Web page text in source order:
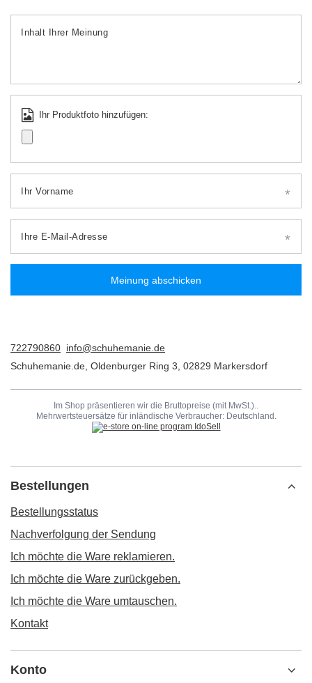
Inhalt Ihrer Meinung
Ihr Produktfoto hinzufügen:
Ihr Vorname
Ihre E-Mail-Adresse
Meinung abschicken
722790860 info@schuhemanie.de
Schuhemanie.de Oldenburger Ring 3 02829 Markersdorf
Im Shop präsentieren wir die Bruttopreise (mit MwSt.)..
Mehrwertsteuersätze für inländische Verbraucher: Deutschland .
Bestellungen
Bestellungsstatus
Nachverfolgung der Sendung
Ich möchte die Ware reklamieren.
Ich möchte die Ware zurückgeben.
Ich möchte die Ware umtauschen.
Kontakt
Konto